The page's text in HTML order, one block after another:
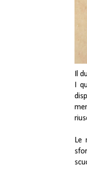
Il
I
Le